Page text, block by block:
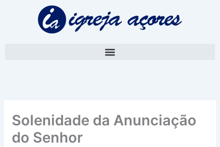
Solenidade da Anunciação
do Senhor
Solenidade
Anunciação